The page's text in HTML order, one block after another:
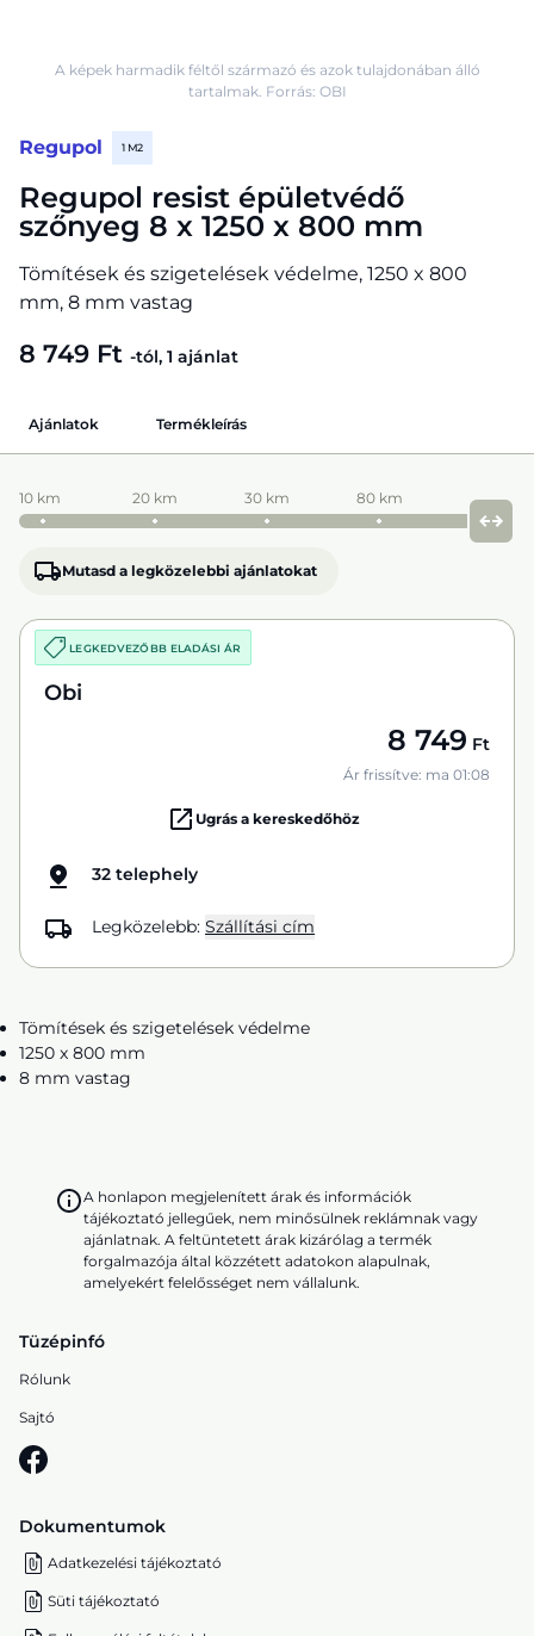
Regupol 1 M2
Regupol resist épületvédő
szőnyeg 8 x 1250 x 800 mm
Tömítések és szigetelések védelme, 1250 x 800
mm, 8 mm vastag
8 749 Ft -tól, 1 ajánlat
A képek harmadik féltől származó és azok tulajdonában álló
tartalmak. Forrás: OBI
Ajánlatok Termékleírás
10 km 20 km 30 km 80 km
Mutasd a legközelebbi ajánlatokat
LEGKEDVEZŐBB ELADÁSI ÁR
Obi
8 749 Ft
Ár frissítve: ma 01:08
Ugrás a kereskedőhöz
32 telephely
Legközelebb: Szállítási cím
Tömítések és szigetelések védelme
1250 x 800 mm
8 mm vastag
A honlapon megjelenített árak és információk
tájékoztató jellegűek, nem minősülnek reklámnak vagy
ajánlatnak. A feltüntetett árak kizárólag a termék
forgalmazója által közzétett adatokon alapulnak,
amelyekért felelősséget nem vállalunk.
Tüzépinfó
Rólunk
Sajtó
Dokumentumok
Adatkezelési tájékoztató
Süti tájékoztató